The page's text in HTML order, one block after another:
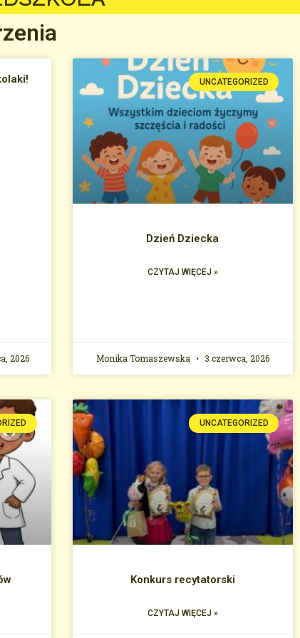
2026
UNCATEGORIZED
Dzień Dziecka
CZYTAJ WIĘCEJ »
Monika Tomaszewska 3 czerwca, 2026
UNCATEGORIZED
Konkurs recytatorski
CZYTAJ WIĘCEJ »